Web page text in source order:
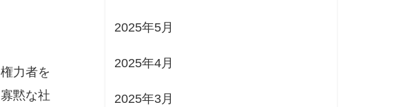
力者を
黙な社
2025年5月
2025年4月
2025年3月